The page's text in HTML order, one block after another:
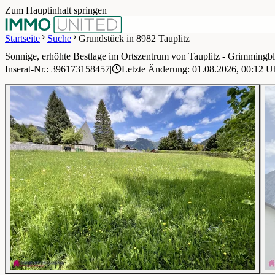
Zum Hauptinhalt springen
Startseite Suche Grundstück in 8982 Tauplitz
1 / 12
Sonnige, erhöhte Bestlage im Ortszentrum von Tauplitz -
Inserat-Nr.: 396173158457| Letzte Änderung: 01.08.2026, 00:12